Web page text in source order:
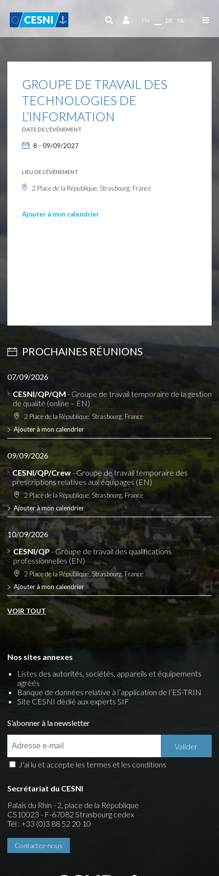
EN DE NL
GROUPE DE TRAVAIL DES
TECHNOLOGIES DE
L’INFORMATION
DATE DE L'ÉVÈNEMENT
8 - 09/09/2027
LIEU DE L'ÉVÈNEMENT
2 Place de la République, Strasbourg, France
Ajouter à mon calendrier
PROCHAINES RÉUNIONS
07/09/2026
CESNI/QP/QM - Groupe de travail temporaire de la gestion
de qualité (online – EN)
2 Place de la République, Strasbourg, France
Ajouter à mon calendrier
09/09/2026
CESNI/QP/Crew- Groupe de travail temporaire des
prescriptions relatives aux équipages (EN)
2 Place de la République, Strasbourg, France
Ajouter à mon calendrier
10/09/2026
CESNI/QP - Groupe de travail des qualifications
professionnelles (EN)
2 Place de la République, Strasbourg, France
Ajouter à mon calendrier
VOIR TOUT
Nos sites annexes
Listes des autorités, sociétés, appareils et équipements
agréés
Banque de données relative à l’application de l’ES-TRIN
Site CESNI dédié aux experts SIF
S’abonner à la newsletter
J'ai lu et accepte les termes et les conditions
Secrétariat du CESNI
Palais du Rhin - 2, place de la République
CS10023 - F-67082 Strasbourg cedex
Tél : +33 (0)3 88 52 20 10
Contactez-nous